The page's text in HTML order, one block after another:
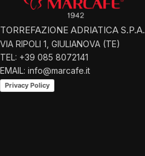
TORREFAZIONE ADRIATICA S.P.A.
VIA RIPOLI 1, GIULIANOVA (TE)
TEL: +39 085 8072141
EMAIL: info@marcafe.it
Privacy Policy